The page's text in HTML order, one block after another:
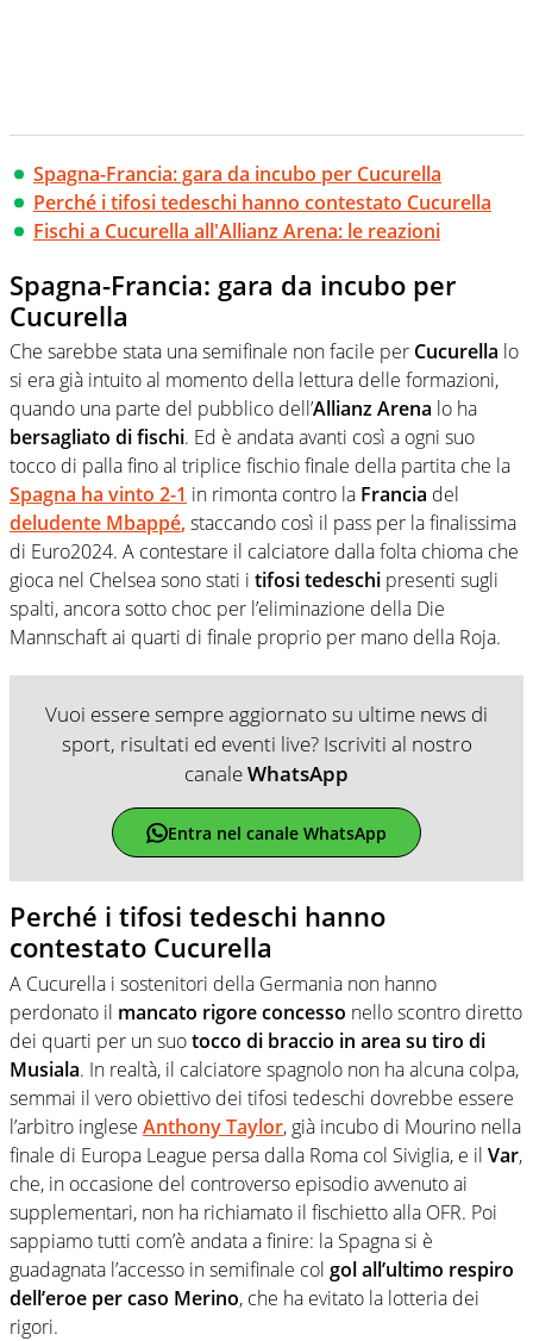
Spagna-Francia: gara da incubo per Cucurella
Perché i tifosi tedeschi hanno contestato Cucurella
Fischi a Cucurella all'Allianz Arena: le reazioni
Spagna-Francia: gara da incubo per
Cucurella
Che sarebbe stata una semifinale non facile per Cucurella lo
si era già intuito al momento della lettura delle formazioni,
quando una parte del pubblico dell’Allianz Arena lo ha
bersagliato di fischi. Ed è andata avanti così a ogni suo
tocco di palla fino al triplice fischio finale della partita che la
Spagna ha vinto 2-1 in rimonta contro la Francia del
deludente Mbappé,staccando così il pass per la finalissima
di Euro2024. A contestare il calciatore dalla folta chioma che
gioca nel Chelsea sono stati i tifosi tedeschi presenti sugli
spalti, ancora sotto choc per l’eliminazione della Die
Mannschaft ai quarti di finale proprio per mano della Roja.
Vuoi essere sempre aggiornato su ultime news di
sport, risultati ed eventi live? Iscriviti al nostro
canaleWhatsApp
Entra nel canale WhatsApp
Perché i tifosi tedeschi hanno
contestato Cucurella
A Cucurella i sostenitori della Germania non hanno
perdonato il mancato rigore concesso nello scontro diretto
dei quarti per un suotocco di braccio in area su tiro di
Musiala. In realtà, il calciatore spagnolo non ha alcuna colpa,
semmai il vero obiettivo dei tifosi tedeschi dovrebbe essere
l’arbitro inglese Anthony Taylor, già incubo di Mourino nella
finale di Europa League persa dalla Roma col Siviglia, e il Var,
che, in occasione del controverso episodio avvenuto ai
supplementari, non ha richiamato il fischietto alla OFR. Poi
sappiamo tutti com’è andata a finire: la Spagna si è
guadagnata l’accesso in semifinale col gol all’ultimo respiro
dell’eroe per caso Merino, che ha evitato la lotteria dei
rigori.